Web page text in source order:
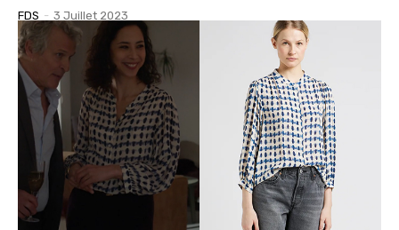
FDS - 3 Juillet 2023